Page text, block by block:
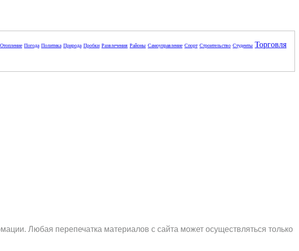
Отопление Погода Политика Природа Пробки Развлечения Районы Самоуправление Спорт Строительство Студенты Торговля
Любая перепечатка материалов с сайта может осуществляться только